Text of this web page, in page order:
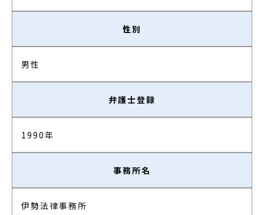
性別
男性
弁護士登録
1990年
事務所名
伊勢法律事務所